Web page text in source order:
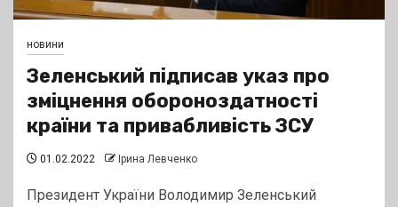
новини
Зеленський підписав указ про
зміцнення обороноздатності
країни та привабливість ЗСУ
01.02.2022 Ірина Левченко
Президент України Володимир Зеленський